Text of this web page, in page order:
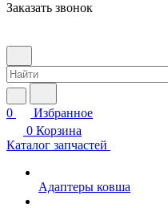
Заказать звонок
0
Избранное
0 Корзина
Каталог запчастей
Адаптеры ковша